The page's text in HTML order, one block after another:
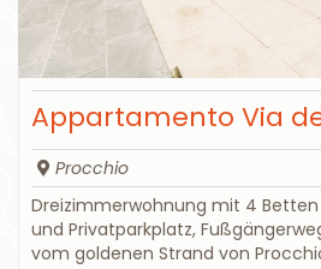
Appartamento Via
Procchio
Dreizimmerwohnung mit 4
und Privatparkplatz,
vom goldenen Strand von